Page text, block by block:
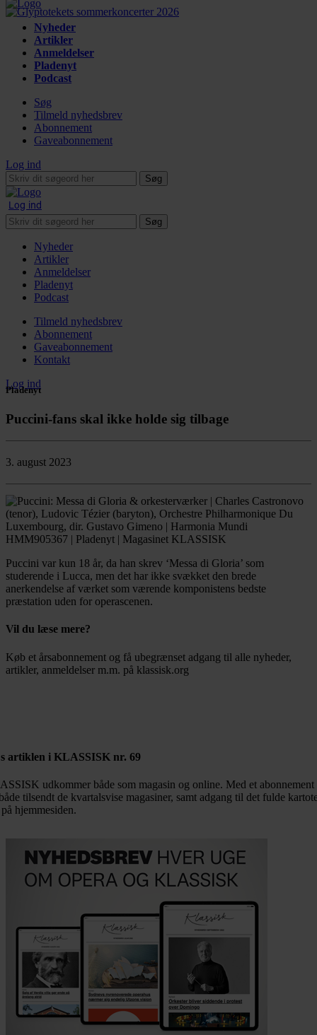
Nyheder
Artikler
Anmeldelser
Pladenyt
Podcast
Søg
Tilmeld nyhedsbrev
Abonnement
Gaveabonnement
Log ind
Søg
Log ind
Søg
Nyheder
Artikler
Anmeldelser
Pladenyt
Podcast
Tilmeld nyhedsbrev
Abonnement
Gaveabonnement
Kontakt
Log ind
Pladenyt
Puccini-fans skal ikke holde sig tilbage
3. august 2023
Puccini var kun 18 år, da han skrev ‘Messa di Gloria’ som
studerende i Lucca, men det har ikke svækket den brede
anerkendelse af værket som værende komponistens bedste
præstation uden for operascenen.
Vil du læse mere?
Køb et årsabonnement og få ubegrænset adgang til alle nyheder,
artikler, anmeldelser m.m. på klassisk.org
artiklen i KLASSISK nr. 69
udkommer både som magasin og online. Med et abonnement
tilsendt de kvartalsvise magasiner, samt adgang til det fulde
hjemmesiden.